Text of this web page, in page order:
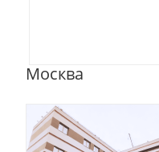
Москва